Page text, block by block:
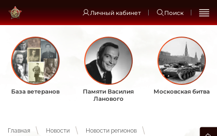
Личный кабинет Поиск
База ветеранов
Памяти Василия
Ланового
Московская битва
Главная Новости
Новости регионов